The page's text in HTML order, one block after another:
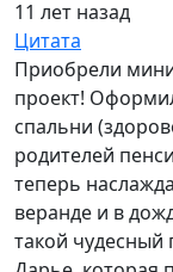
11 лет назад
Цитата
Приобрели
проект!
спальни
родителей
теперь
веранде и в
такой чудесный